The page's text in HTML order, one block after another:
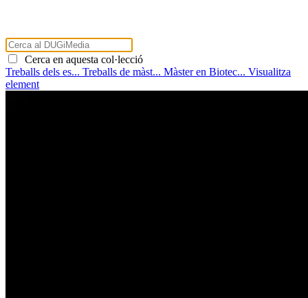
Cerca en aquesta col·lecció
Treballs dels es... Treballs de màst... Màster en Biotec... Visualitza
element